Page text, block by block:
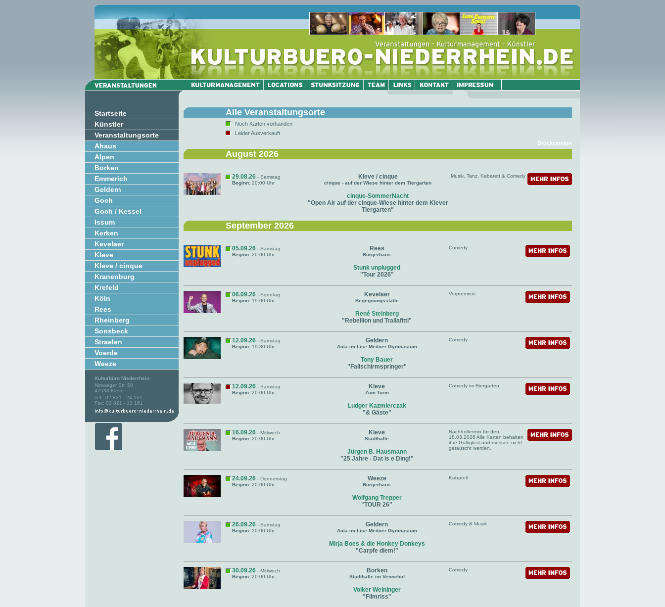
Startseite
Künstler
Veranstaltungsorte
Ahaus
Alpen
Borken
Emmerich
Geldern
Goch
Goch / Kessel
Issum
Kerken
Kevelaer
Kleve
Kleve / cinque
Kranenburg
Krefeld
Köln
Rees
Rheinberg
Sonsbeck
Straelen
Voerde
Weeze
Kulturbüro Niederrhein
Nimweger Str. 58
47533 Kleve
Tel.: 02 821 - 24 161
Fax: 02 821 - 13 161
Alle Veranstaltungsorte
Noch Karten vorhanden
Leider Ausverkauft
Druckversion
August 2026
29.08.26 - Samstag
Beginn: 20:00 Uhr
Kleve / cinque
cinque - auf der Wiese hinter dem Tiergarten
cinque-SommerNacht
"Open Air auf der cinque-Wiese hinter dem Klever
Tiergarten"
Musik, Tanz, Kabarett & Comedy
September 2026
05.09.26 - Samstag
Beginn: 20:00 Uhr
Rees
Bürgerhaus
Stunk unplugged
"Tour 2026"
Comedy
06.09.26 - Sonntag
Beginn: 19:00 Uhr
Kevelaer
Begegnungsstätte
René Steinberg
"Rebellion und Trallafitti"
Vorpremiere
12.09.26 - Samstag
Beginn: 19:30 Uhr
Geldern
Aula im Lise Meitner Gymnasium
Tony Bauer
"Fallschirmspringer"
Comedy
12.09.26 - Samstag
Beginn: 20:00 Uhr
Kleve
Zum Turm
Ludger Kazmierczak
"& Gäste"
Comedy im Biergarten
16.09.26 - Mittwoch
Beginn: 20:00 Uhr
Kleve
Stadthalle
Jürgen B. Hausmann
"25 Jahre - Dat is e Ding!"
Nachholtermin für den
18.03.2026 Alle Karten behalten
ihre Gültigkeit und müssen nicht
getauscht werden.
24.09.26 - Donnerstag
Beginn: 20:00 Uhr
Weeze
Bürgerhaus
Wolfgang Trepper
"TOUR 26"
Kabarett
26.09.26 - Samstag
Beginn: 20:00 Uhr
Geldern
Aula im Lise Meitner Gymnasium
Mirja Boes & die Honkey Donkeys
"Carpfe diem!"
Comedy & Musik
30.09.26 - Mittwoch
Beginn: 20:00 Uhr
Borken
Stadthalle im Vennehof
Volker Weininger
"Filmriss"
Comedy